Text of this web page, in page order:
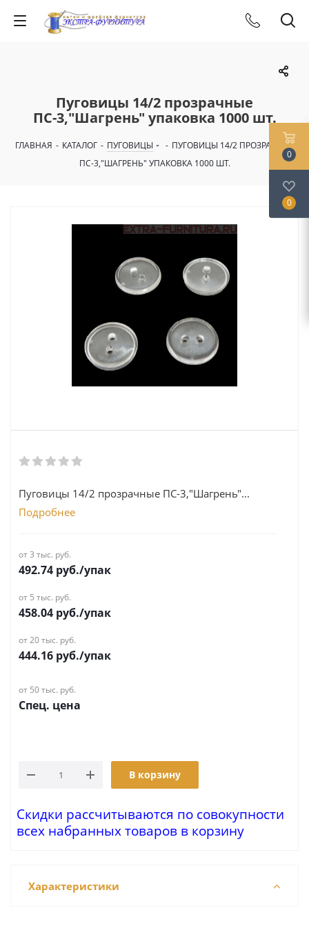
Пуговицы 14/2 прозрачные
ПС-3,"Шагрень" упаковка 1000 шт.
ГЛАВНАЯ - КАТАЛОГ - ПУГОВИЦЫ - ПУГОВИЦЫ 14/2 ПРОЗРАЧНЫЕ
ПС-3,"ШАГРЕНЬ" УПАКОВКА 1000 ШТ.
Пуговицы 14/2 прозрачные ПС-3,"Шагрень"...
Подробнее
от 3 тыс. руб.
492.74 руб./упак
от 5 тыс. руб.
458.04 руб./упак
от 20 тыс. руб.
444.16 руб./упак
от 50 тыс. руб.
Спец. цена
В корзину
Скидки рассчитываются по совокупности
всех набранных товаров в корзину
Характеристики
0
0